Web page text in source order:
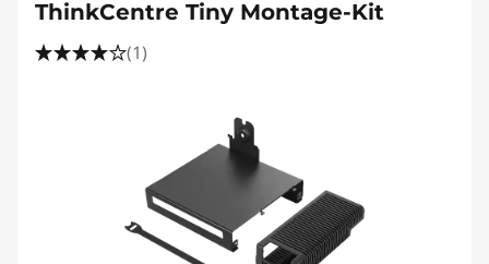
ThinkCentre Tiny Montage-Kit
(1)